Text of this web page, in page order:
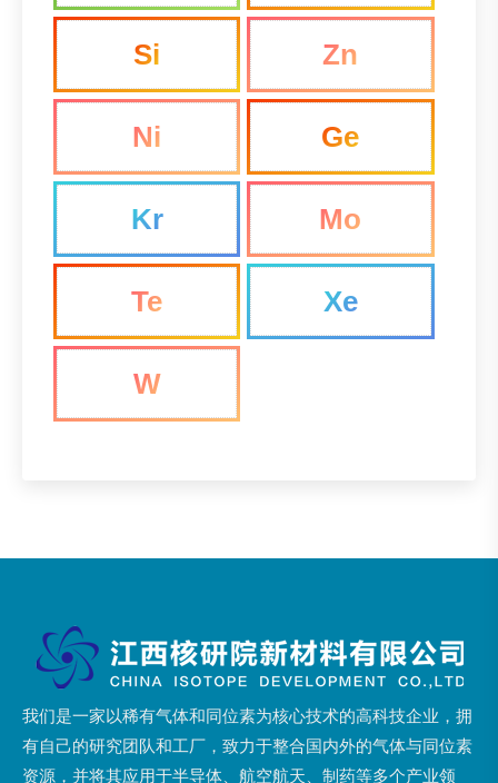
Si Zn
Ni Ge
Kr Mo
Te Xe
W
我们是一家以稀有气体和同位素为核心技术的高科技企业，拥
有自己的研究团队和工厂，致力于整合国内外的气体与同位素
资源，并将其应用于半导体、航空航天、制药等多个产业领